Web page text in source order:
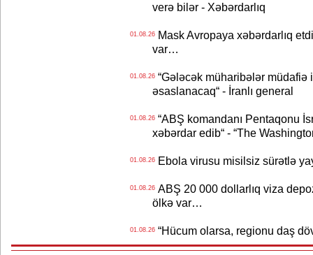
verə bilər - Xəbərdarlıq
01.08.26Mask Avropaya xəbərdarlıq
var…
01.08.26“Gələcək müharibələr müdafiə
əsaslanacaq“ - İranlı general
01.08.26“ABŞ komandanı Pentaqonu
xəbərdar edib“ - “The
01.08.26Ebola virusu misilsiz sürətlə
01.08.26ABŞ 20 000 dollarlıq viza
ölkə var…
01.08.26“Hücum olarsa, regionu daş